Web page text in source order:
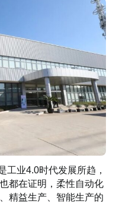
工业4.0时代发展所趋，
都在证明，柔性自动化
精益生产、智能生产的